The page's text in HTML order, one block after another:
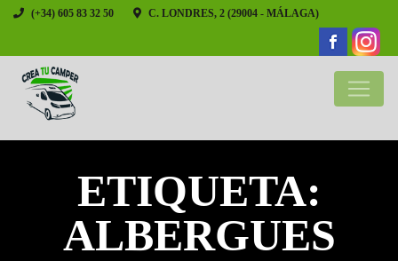
(+34) 605 83 32 50 C. LONDRES, 2 (29004 - MÁLAGA)
ETIQUETA:
ALBERGUES